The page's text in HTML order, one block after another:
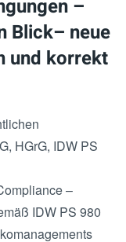
–
Blick– neue
und korrekt
HGrG, IDW PS
–
IDW PS 980